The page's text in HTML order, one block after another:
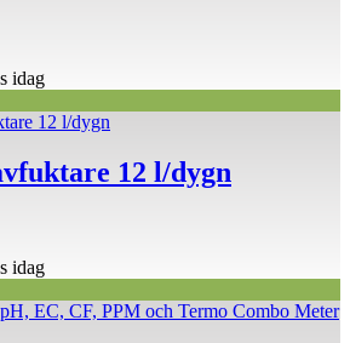
idag
12 l/dygn
idag